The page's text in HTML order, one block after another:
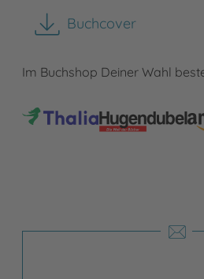
Buchcover
herunterladen
Im Buchshop Deiner Wahl